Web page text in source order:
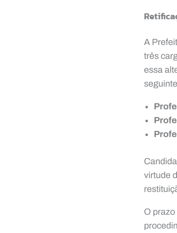
A
três
essa
virtude
O